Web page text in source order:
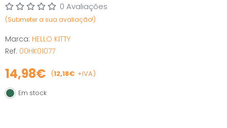
0 Avaliações
(Submeter a sua avaliação!)
Marca: HELLO KITTY
Ref. 00HK01077
14,98€ (12,18€ +IVA)
Em stock
Em stock